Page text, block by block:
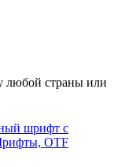
любой страны или